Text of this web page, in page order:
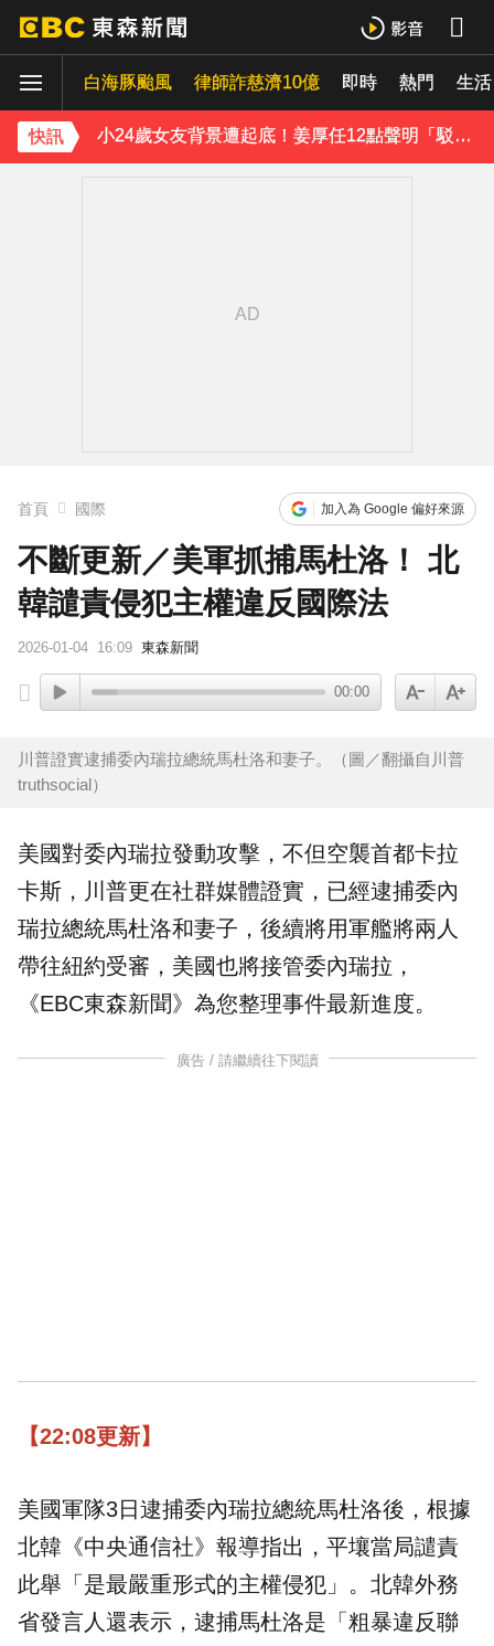
白海豚颱風 律師詐慈濟10億 即時 熱門 生活
快訊
下載東森App，隨時掌握天下大小事！
小24歲女友背景遭起底！姜厚任12點聲明「駁小三傳聞」：你在講三小？
王子不倫粿粿判賠百萬！神隱9月「二度發聲」：行過死陰的幽谷
首頁 國際 加入為 Google 偏好來源
不斷更新／美軍抓捕馬杜洛！ 北
韓譴責侵犯主權違反國際法
2026-01-04 16:09 東森新聞
00:00
川普證實逮捕委內瑞拉總統馬杜洛和妻子。（圖／翻攝自川普
truthsocial）
美國對委內瑞拉發動攻擊，不但空襲首都卡拉
卡斯， 川普更在社群媒體證實，已經逮捕委內
瑞拉總統馬杜洛和妻子，後續將用軍艦將兩人
帶往紐約受審，美國也將接管委內瑞拉，
《EBC東森新聞》為您整理事件最新進度。
廣告 / 請繼續往下閱讀
【22:08更新】
美國軍隊3日逮捕委內瑞拉總統馬杜洛後，根據
北韓《中央通信社》報導指出，平壤當局譴責
此舉「是最嚴重形式的主權侵犯」。北韓外務
省發言人還表示，逮捕馬杜洛是「粗暴違反聯